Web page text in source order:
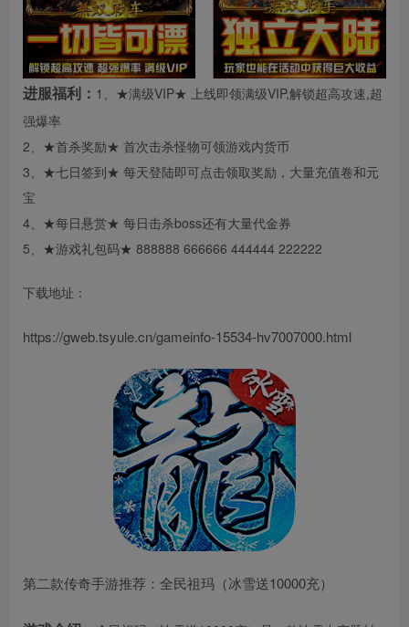
进服福利： 1、★满级VIP★ 上线即领满级VIP,解锁超高攻速,超
强爆率
2、★首杀奖励★ 首次击杀怪物可领游戏内货币
3、★七日签到★ 每天登陆即可点击领取奖励，大量充值卷和元
宝
4、★每日悬赏★ 每日击杀boss还有大量代金券
5、★游戏礼包码★ 888888 666666 444444 222222
下载地址：
https://gweb.tsyule.cn/gameinfo-15534-hv7007000.html
第二款传奇手游推荐：全民祖玛（冰雪送10000充）